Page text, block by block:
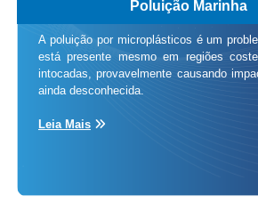
Poluição Marinha
A poluição por microplásticos é um
está presente mesmo em regiões
intocadas, provavelmente causando
ainda desconhecida.
Leia Mais